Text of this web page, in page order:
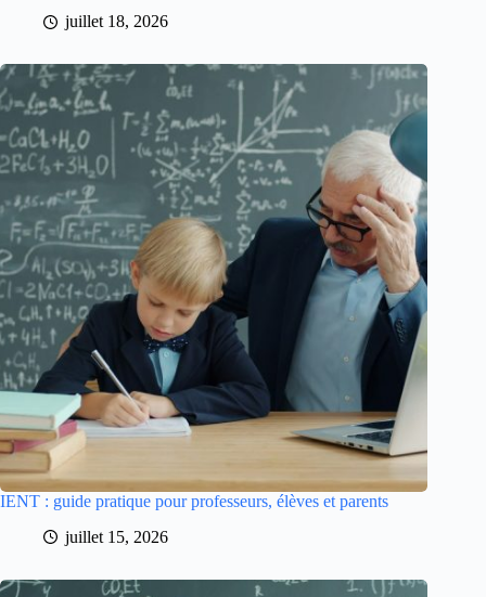
juillet 18, 2026
IENT : guide pratique pour professeurs, élèves et parents
juillet 15, 2026